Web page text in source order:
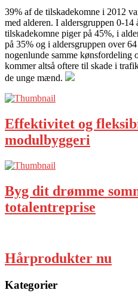
39% af de tilskadekomne i 2012
med alderen. I aldersgruppen 0-
tilskadekomne piger på 45%, i
på 35% og i aldersgruppen over
nogenlunde samme kønsfordeling
kommer altså oftere til skade i
de unge mænd.
Effektivitet og
modulbyggeri
Byg dit drømme
totalentreprise
Hårprodukter nu
Kategorier